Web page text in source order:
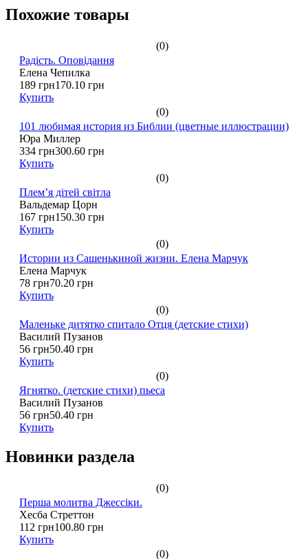
Похожие товары
(0)
Радість. Оповідання
Елена Чепилка
189 грн170.10 грн
Купить
(0)
101 любимая история из Библии (цветные иллюстрации)
Юра Миллер
334 грн300.60 грн
Купить
(0)
Плем’я дітей світла
Вальдемар Цорн
167 грн150.30 грн
Купить
(0)
Истории из Сашенькиной жизни. Елена Марчук
Елена Марчук
78 грн70.20 грн
Купить
(0)
Маленьке дитятко спитало Отця (детские стихи)
Василий Пузанов
56 грн50.40 грн
Купить
(0)
Ягнятко. (детские стихи) пьеса
Василий Пузанов
56 грн50.40 грн
Купить
Новинки раздела
(0)
Перша молитва Джессіки.
Хесба Стреттон
112 грн100.80 грн
Купить
(0)